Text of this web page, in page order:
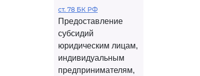
ст. 78 БК РФ
Предоставление
субсидий
юридическим лицам,
индивидуальным
предпринимателям,